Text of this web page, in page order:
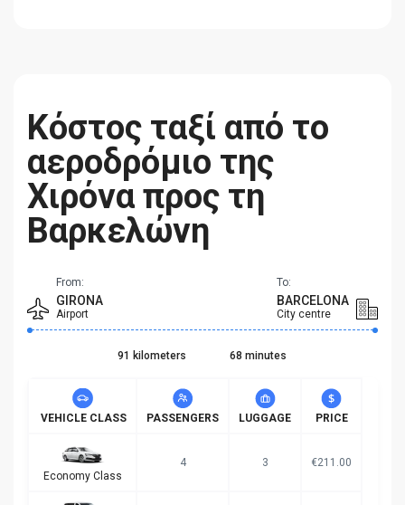
Κόστος ταξί από το
αεροδρόμιο της
Χιρόνα προς τη
Βαρκελώνη
From:
GIRONA
Airport
To:
BARCELONA
City centre
91 kilometers 68 minutes
VEHICLE CLASS PASSENGERS LUGGAGE PRICE
Economy Class
4 3 €211.00